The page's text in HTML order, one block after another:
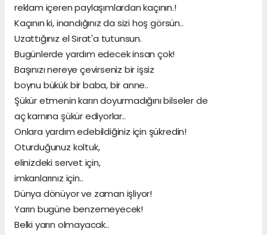
reklam içeren paylaşımlardan kaçının.!
Kaçının ki, inandığınız da sizi hoş görsün..
Uzattığınız el Sırat'a tutunsun.
Bugünlerde yardım edecek insan çok!
Başınızı nereye çevirseniz bir işsiz
boynu bükük bir baba, bir anne..
Şükür etmenin karın doyurmadığını bilseler de
aç karnına şükür ediyorlar..
Onlara yardım edebildiğiniz için şükredin!
Oturduğunuz koltuk,
elinizdeki servet için,
imkanlarınız için..
Dünya dönüyor ve zaman işliyor!
Yarın bugüne benzemeyecek!
Belki yarın olmayacak..